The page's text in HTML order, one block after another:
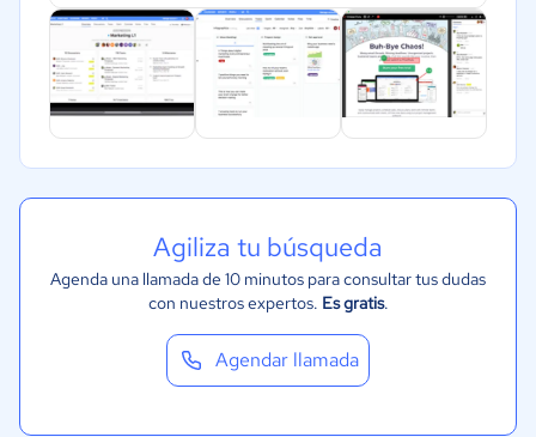
Agiliza tu búsqueda
Agenda una llamada de 10 minutos para consultar tus dudas
con nuestros expertos. Es gratis.
Agendar llamada